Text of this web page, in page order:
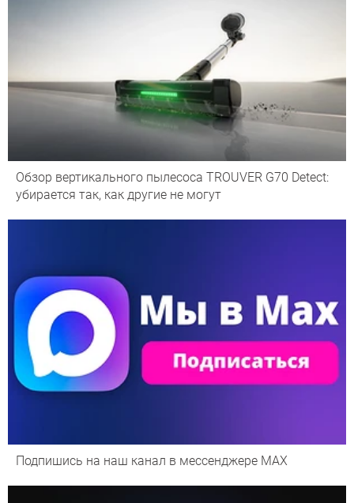
Обзор вертикального пылесоса TROUVER G70 Detect:
убирается так, как другие не могут
Подпишись на наш канал в мессенджере МАХ